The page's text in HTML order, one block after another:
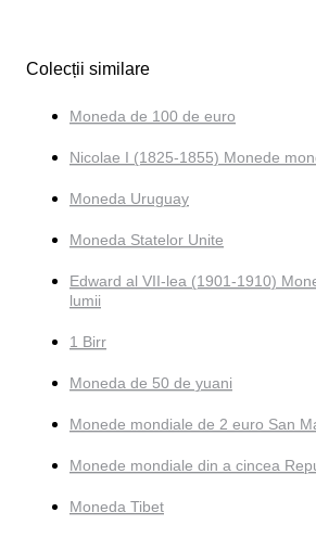
Colecții similare
Moneda de 100 de euro
Nicolae I (1825-1855) Monede
Moneda Uruguay
Moneda Statelor Unite
Edward al VII-lea (1901-1910)
lumii
1 Birr
Moneda de 50 de yuani
Monede mondiale de 2 euro San
Monede mondiale din a cincea
Moneda Tibet